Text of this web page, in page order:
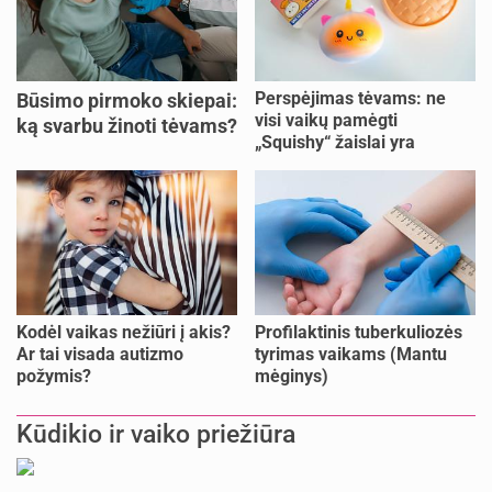
Nėštumo testai po OVITRELLE vartojimo
atnaujintaVIn0na7 prieš 1 sav.
atnaujinta VIn0na7 prieš 1 sav.
Nesivystantis nėštumas (+2)
atnaujintaVanillaaa prieš 1 sav.
Dviejų vaikų vienodi krikšto tėvai
atnaujintaMamasvajoja prieš 1 sav.
Vaikų nerviniai tikai (+6)
atnaujintaBeladela prieš 1 sav.
Gimdymas Alytaus apskrities S. Kudirkos ligoninėje (+2)
Pasakis.lt - Šeimos skaitymo dienoraštis (3)
sukurta
Būsimo pirmoko skiepai:
ką svarbu žinoti tėvams?
Perspėjimas tėvams: ne
visi vaikų pamėgti
„Squishy“ žaislai yra
Kodėl vaikas nežiūri į akis?
Ar tai visada autizmo
požymis?
Profilaktinis tuberkuliozės
tyrimas vaikams (Mantu
mėginys)
Kūdikio ir vaiko priežiūra